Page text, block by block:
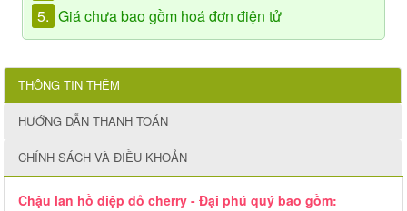
5. Giá chưa bao gồm hoá đơn điện tử
THÔNG TIN THÊM
HƯỚNG DẪN THANH TOÁN
CHÍNH SÁCH VÀ ĐIỀU KHOẢN
Chậu lan hồ điệp đỏ cherry - Đại phú quý bao gồm: